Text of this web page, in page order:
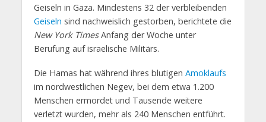
Geiseln in Gaza. Mindestens 32 der verbleibenden
Geiseln sind nachweislich gestorben, berichtete die
New York TimesAnfang der Woche unter
Berufung auf israelische Militärs.
Die Hamas hat während ihres blutigen Amoklaufs
im nordwestlichen Negev, bei dem etwa 1.200
Menschen ermordet und Tausende weitere
verletzt wurden, mehr als 240 Menschen entführt.